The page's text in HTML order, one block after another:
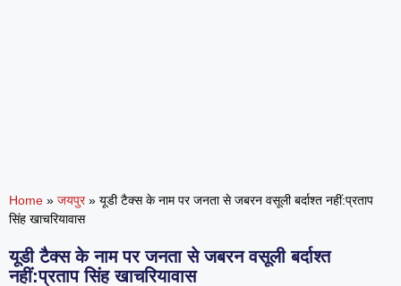
Home » जयपुर » यूडी टैक्स के नाम पर जनता से जबरन वसूली बर्दाश्त नहीं:प्रताप
सिंह खाचरियावास
यूडी टैक्स के नाम पर जनता से जबरन वसूली बर्दाश्त
नहीं:प्रताप सिंह खाचरियावास